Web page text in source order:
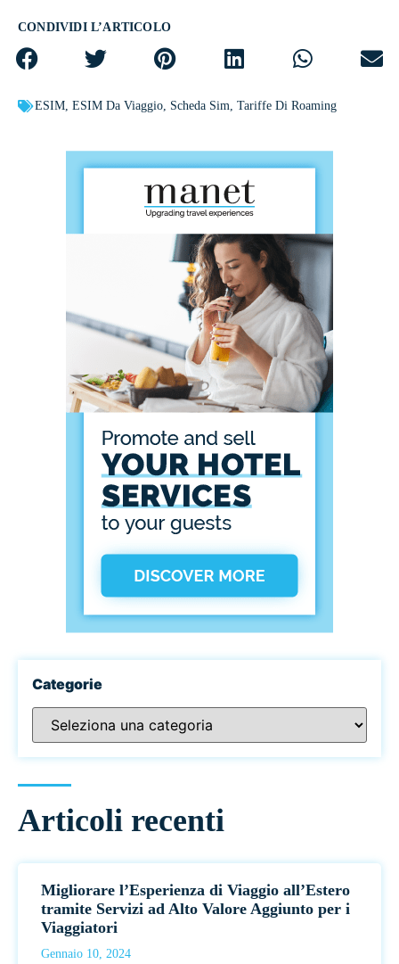
CONDIVIDI L’ARTICOLO
ESIM, ESIM Da Viaggio, Scheda Sim, Tariffe Di Roaming
Categorie
Articoli recenti
Migliorare l’Esperienza di Viaggio all’Estero
tramite Servizi ad Alto Valore Aggiunto per i
Viaggiatori
Gennaio 10, 2024